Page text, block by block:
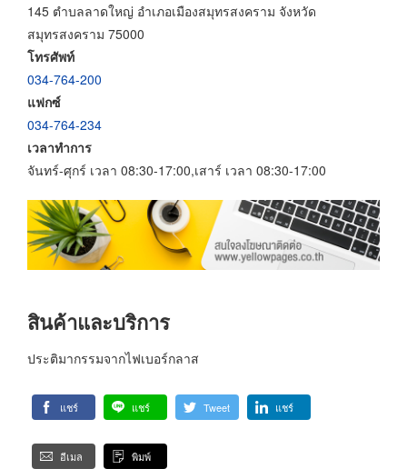
145 ตำบลลาดใหญ่ อำเภอเมืองสมุทรสงคราม จังหวัด
สมุทรสงคราม 75000
โทรศัพท์
034-764-200
แฟกซ์
034-764-234
เวลาทำการ
จันทร์-ศุกร์ เวลา 08:30-17:00,เสาร์ เวลา 08:30-17:00
สินค้าและบริการ
ประติมากรรมจากไฟเบอร์กลาส
แชร์ แชร์ Tweet แชร์
อีเมล พิมพ์